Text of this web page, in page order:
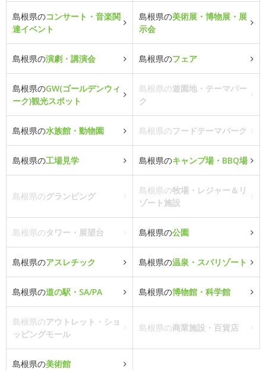
島根県のコンサート・音楽関
連イベント
島根県の美術展・博物展・展
示会
島根県の演劇・講演会 島根県のフェア
島根県のGW(ゴールデンウィ
ーク)観光スポット
島根県の遊園地・テーマパー
ク
島根県の水族館・動物園 島根県のフードテーマパーク
島根県の工場見学 島根県のキャンプ場・BBQ場
島根県のグランピング
島根県の牧場・レジャー＆リ
ゾート施設
島根県のタワー・展望台 島根県の公園
島根県のアスレチック 島根県の温泉・スパリゾート
島根県の道の駅・SA/PA 島根県の博物館・科学館
島根県のアウトレット・ショ
ッピングモール
島根県の商業施設・百貨店
島根県の美術館